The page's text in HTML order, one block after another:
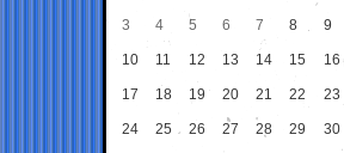
3 4 5 6 7 8 9
10 11 12 13 14 15 16
17 18 19 20 21 22 23
24 25 26 27 28 29 30